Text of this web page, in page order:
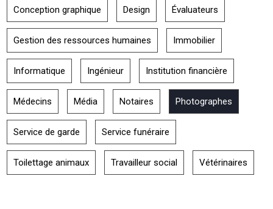
Conception graphique Design Évaluateurs
Gestion des ressources humaines Immobilier
Informatique Ingénieur Institution financière
Médecins Média Notaires Photographes
Service de garde Service funéraire
Toilettage animaux Travailleur social Vétérinaires